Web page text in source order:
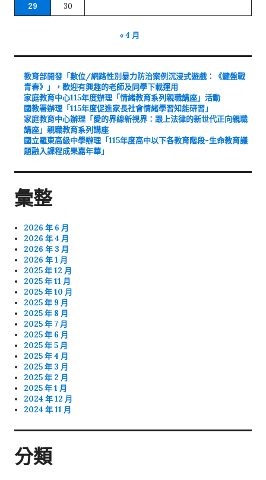
29
30
« 4 月
教育部開發「數位/網路性別暴力防治案例沉浸式遊戲：《鍵盤戰
青春》」，歡迎有興趣的老師及同學下載運用
家庭教育中心115年度辦理「情緒教育系列親職講座」活動
國教署辦理「115年度促進家長社會情緒學習知能研習」
家庭教育中心辦理「愛的界線新視界：跟上法律的新世代正向親職
講座」親職教育系列講座
國立羅東高級中學辦理「115年度高中以下各教育階段-生命教育議
題融入課程成果嘉年華」
彙整
2026 年 6 月
2026 年 4 月
2026 年 3 月
2026 年 1 月
2025 年 12 月
2025 年 11 月
2025 年 10 月
2025 年 9 月
2025 年 8 月
2025 年 7 月
2025 年 6 月
2025 年 5 月
2025 年 4 月
2025 年 3 月
2025 年 2 月
2025 年 1 月
2024 年 12 月
2024 年 11 月
分類